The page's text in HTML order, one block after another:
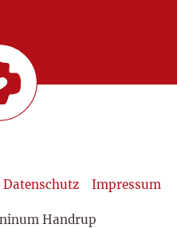
Datenschutz Impressum
Handrup